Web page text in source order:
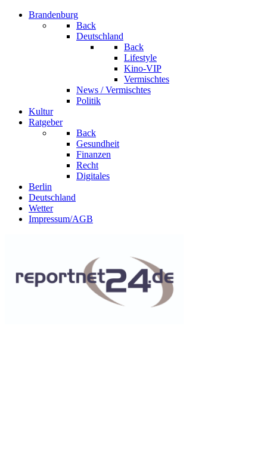
Brandenburg
Back
Deutschland
Back
Lifestyle
Kino-VIP
Vermischtes
News / Vermischtes
Politik
Kultur
Ratgeber
Back
Gesundheit
Finanzen
Recht
Digitales
Berlin
Deutschland
Wetter
Impressum/AGB